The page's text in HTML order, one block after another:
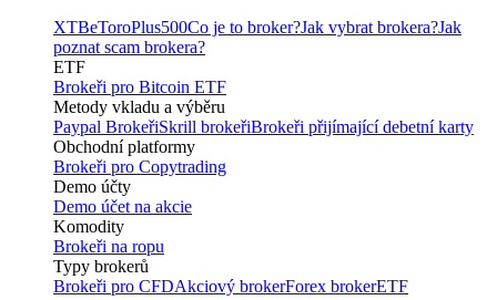
XTBeToroPlus500Co je to broker?Jak vybrat brokera?Jak
poznat scam brokera?
ETF
Brokeři pro Bitcoin ETF
Metody vkladu a výběru
Paypal BrokeřiSkrill brokeřiBrokeři přijímající debetní karty
Obchodní platformy
Brokeři pro Copytrading
Demo účty
Demo účet na akcie
Komodity
Brokeři na ropu
Typy brokerů
Brokeři pro CFDAkciový brokerForex brokerETF